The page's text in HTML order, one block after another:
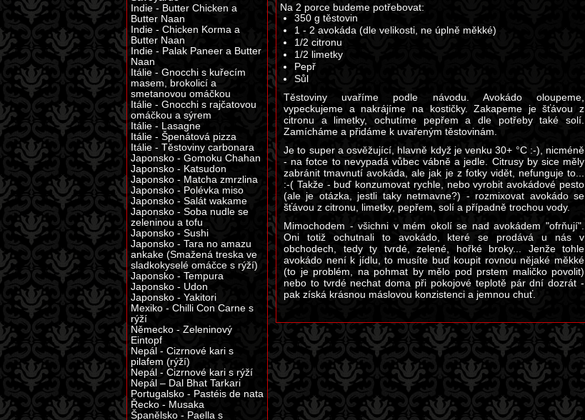
Na 2 porce budeme potřebovat:
350 g těstovin
1 - 2 avokáda (dle velikosti, ne úplně měkké)
1/2 citronu
1/2 limetky
Pepř
Sůl
Těstoviny uvaříme podle návodu. Avokádo oloupeme,
vypeckujeme a nakrájíme na kostičky. Zakapeme je šťávou z
citronu a limetky, ochutíme pepřem a dle potřeby také solí.
Zamícháme a přidáme k uvařeným těstovinám.
Je to super a osvěžující, hlavně když je venku 30+ °C :-), nicméně
- na fotce to nevypadá vůbec vábně a jedle. Citrusy by sice měly
zabránit tmavnutí avokáda, ale jak je z fotky vidět, nefunguje to...
:-( Takže - buď konzumovat rychle, nebo vyrobit avokádové pesto
(ale je otázka, jestli taky netmavne?) - rozmixovat avokádo se
šťávou z citronu, limetky, pepřem, solí a případně trochou vody.
Mimochodem - všichni v mém okolí se nad avokádem "ofrňují".
Oni totiž ochutnali to avokádo, které se prodává u nás v
obchodech, tedy ty tvrdé, zelené, hořké broky... Jenže tohle
avokádo není k jídlu, to musíte buď koupit rovnou nějaké měkké
(to je problém, na pohmat by mělo pod prstem maličko povolit)
nebo to tvrdé nechat doma při pokojové teplotě pár dní dozrát -
pak získá krásnou máslovou konzistenci a jemnou chuť.
Indie - Butter Chicken a
Butter Naan
Indie - Chicken Korma a
Butter Naan
Indie - Palak Paneer a Butter
Naan
Itálie - Gnocchi s kuřecím
masem, brokolicí a
smetanovou omáčkou
Itálie - Gnocchi s rajčatovou
omáčkou a sýrem
Itálie - Lasagne
Itálie - Špenátová pizza
Itálie - Těstoviny carbonara
Japonsko - Gomoku Chahan
Japonsko - Katsudon
Japonsko - Matcha zmrzlina
Japonsko - Polévka miso
Japonsko - Salát wakame
Japonsko - Soba nudle se
zeleninou a tofu
Japonsko - Sushi
Japonsko - Tara no amazu
ankake (Smažená treska ve
sladkokyselé omáčce s rýží)
Japonsko - Tempura
Japonsko - Udon
Japonsko - Yakitori
Mexiko - Chilli Con Carne s
rýží
Německo - Zeleninový
Eintopf
Nepál - Cizrnové kari s
pilafem (rýží)
Nepál - Cizrnové kari s rýží
Nepál – Dal Bhat Tarkari
Portugalsko - Pastéis de nata
Řecko - Musaka
Španělsko - Paella s